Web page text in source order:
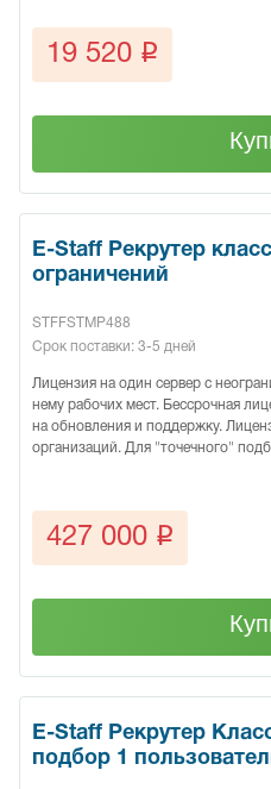
19 520 q
E-Staff Рекрутер
ограничений
STFFSTMP488
Срок поставки: 3-5 дней
Лицензия на один сервер с
нему рабочих мест. Бессрочная
на обновления и поддержку.
организаций. Для "точечного"
427 000 q
E-Staff Рекрутер
подбор 1